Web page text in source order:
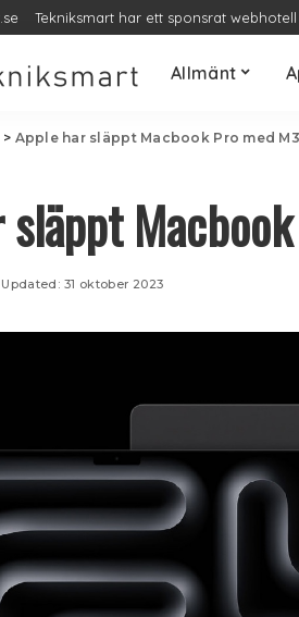
Tekniksmart har ett sponsrat
Allmänt
> Apple har släppt Macbook Pro med M3
31 oktober 2023